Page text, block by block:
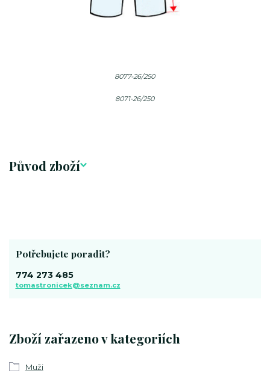
8077-26/250
8071-26/250
Původ zboží
Zboží zařazeno v kategoriích
Muži
Potřebujete poradit?
774 273 485
tomastronicek@seznam.cz